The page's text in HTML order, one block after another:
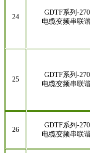
24
GDTF系列-
电缆变频串联
25
GDTF系列-
电缆变频串联
26
GDTF系列-
电缆变频串联